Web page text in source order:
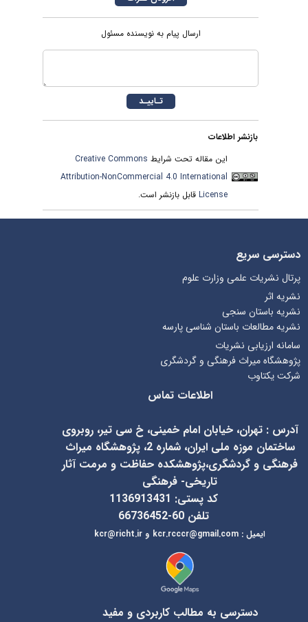
ارسال پیام به نویسنده مسئول
بازنشر اطلاعات
این مقاله تحت شرایطCreative Commons
Attribution-NonCommercial 4.0 International
Licenseقابل بازنشر است.
دسترسی سریع
پرتال نشریات علمی وزارت علوم
نشریه اثر
نشریه باستان سنجی
نشریه مطالعات باستان شناسی پارسه
سامانه ارزیابی نشریات
پژوهشگاه میراث فرهنگی و گردشگری
شرکت یکتاوب
اطلاعات تماس
آدرس : تهران، خیابان امام خمینی، خ سی تیر، روبروی
ساختمان موزه ملی ایران، شماره 2، پژوهشگاه میراث
فرهنگی و گردشگری،پژوهشکده حفاظت و مرمت آثار
تاریخی- فرهنگی
کد پستی: 1136913431
تلفن 60-66736452
ایمیل:
kcr@richt.ir و kcr.rcccr@gmail.com
دسترسی به مطالب کاربردی و مفید